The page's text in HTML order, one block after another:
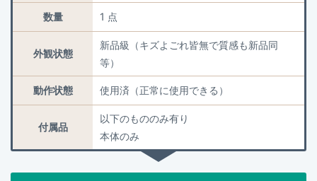
数量 1 点
外観状態
新品級（キズよごれ皆無で質感も新品同
等）
動作状態 使用済（正常に使用できる）
付属品
以下のもののみ有り
本体のみ